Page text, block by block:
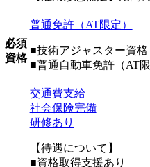
必須
資格
普通免許（AT限定）
■技術アジャスター資格
■普通自動車免許（AT限
交通費支給
社会保険完備
研修あり
【待遇について】
■資格取得支援あり